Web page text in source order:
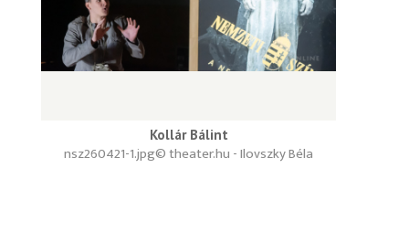
Kollár Bálint
© theater.hu - Ilovszky Béla
nsz260421-1.jpg